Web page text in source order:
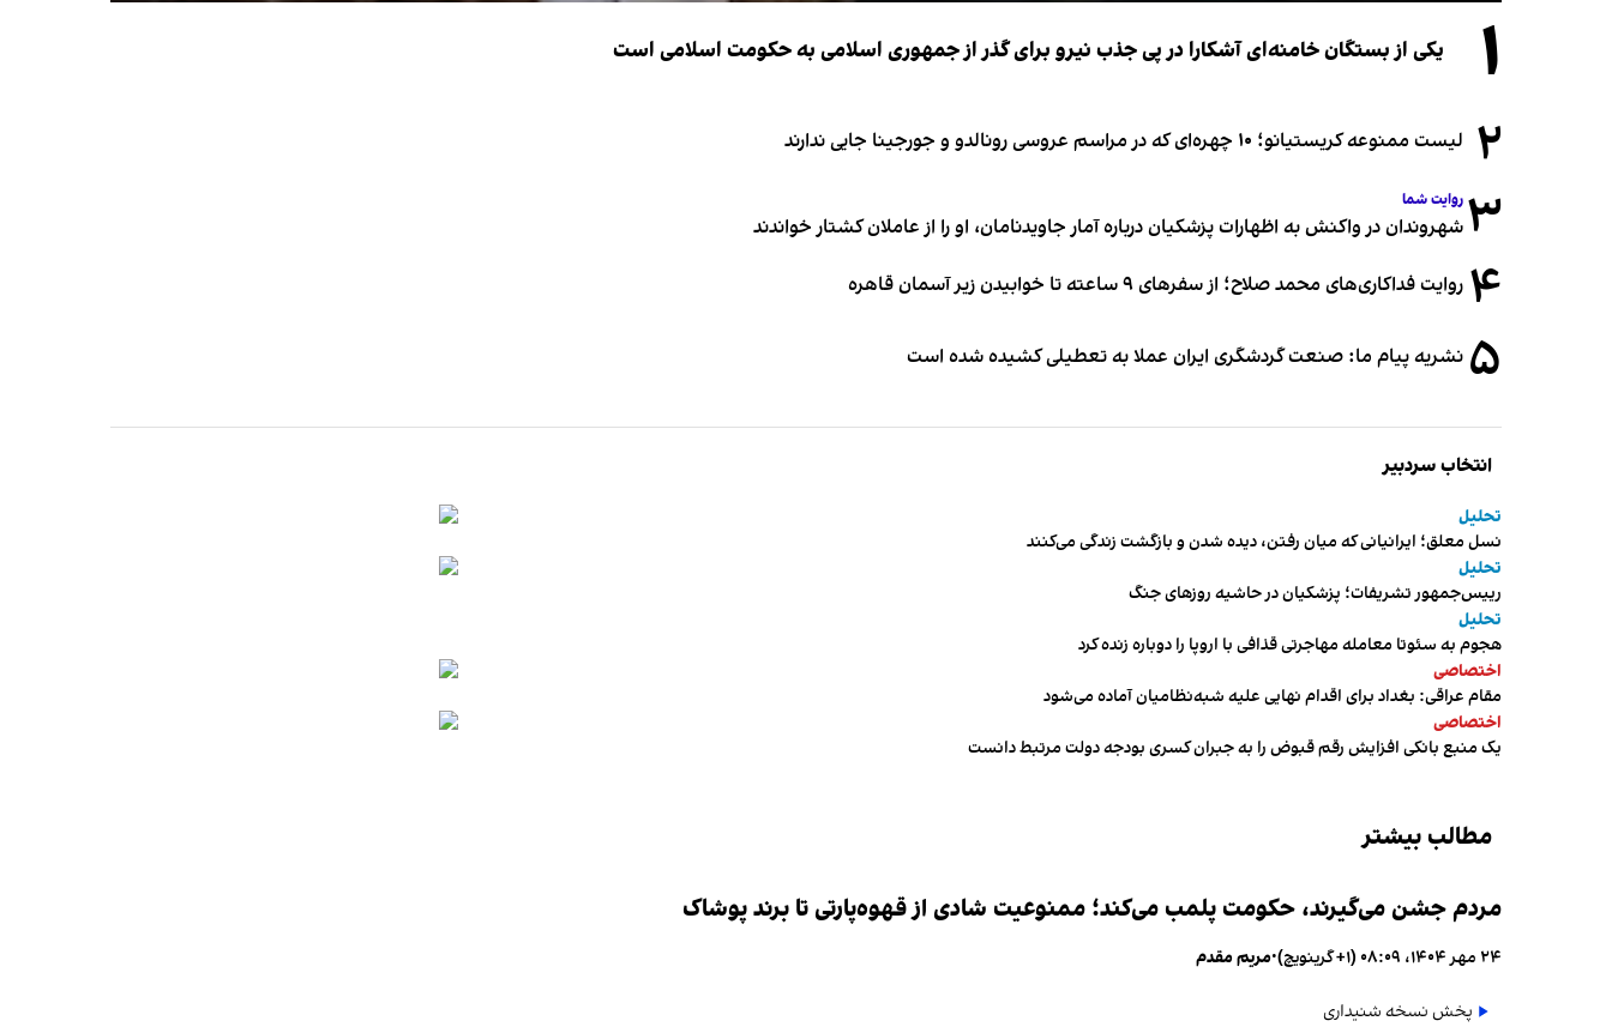
۱ یکی از بستگان خامنه‌ای آشکارا در پی جذب نیرو برای گذر از جمهوری اسلامی به حکومت اسلامی است
۲ لیست ممنوعه کریستیانو؛ ۱۰ چهره‌ای که در مراسم عروسی رونالدو و جورجینا جایی ندارند
۳ روایت شما
شهروندان در واکنش به اظهارات پزشکیان درباره آمار جاویدنامان، او را از عاملان کشتار خواندند
۴ روایت فداکاری‌های محمد صلاح؛ از سفرهای ۹ ساعته تا خوابیدن زیر آسمان قاهره
۵ نشریه پیام ما: صنعت گردشگری ایران عملا به تعطیلی کشیده شده است
انتخاب سردبیر
تحلیل
نسل معلق؛ ایرانیانی که میان رفتن، دیده شدن و بازگشت زندگی می‌کنند
تحلیل
رییس‌جمهور تشریفات؛ پزشکیان در حاشیه روزهای جنگ
تحلیل
هجوم به سئوتا معامله مهاجرتی قذافی با اروپا را دوباره زنده کرد
اختصاصی
مقام عراقی: بغداد برای اقدام نهایی علیه شبه‌نظامیان آماده می‌شود
اختصاصی
یک منبع بانکی افزایش رقم قبوض را به جبران کسری بودجه دولت مرتبط دانست
مطالب بیشتر
مردم جشن می‌گیرند، حکومت پلمب می‌کند؛ ممنوعیت شادی از قهوه‌پارتی تا برند پوشاک
۲۴ مهر ۱۴۰۴، ۰۸:۰۹ (‎+۱ گرینویچ) •مریم مقدم
پخش نسخه شنیداری